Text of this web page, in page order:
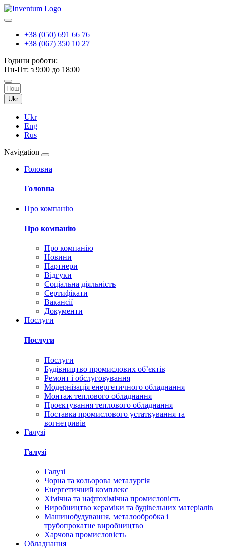
+38 (050) 691 66 76
+38 (067) 350 10 27
Години роботи:
Пн-Пт: з 9:00 до 18:00
Ukr
Ukr
Eng
Rus
Navigation
Головна
Головна
Про компанію
Про компанію
Про компанію
Новини
Партнери
Відгуки
Соціальна діяльність
Сертифікати
Вакансії
Документи
Послуги
Послуги
Послуги
Будівництво промислових обʼєктів
Ремонт і обслуговування
Модернізація енергетичного обладнання
Монтаж теплового обладнання
Проєктування теплового обладнання
Поставка промислового устаткування та
вогнетривів
Галузі
Галузі
Галузі
Чорна та кольорова металургія
Енергетичний комплекс
Хімічна та нафтохімічна промисловість
Виробництво кераміки та будівельних матеріалів
Машинобудування, металообробка і
трубопрокатне виробництво
Харчова промисловість
Обладнання